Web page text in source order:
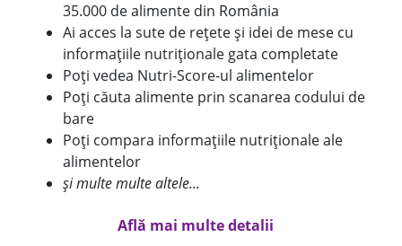
35.000 de alimente din România
Ai acces la sute de rețete și idei de mese cu
informațiile nutriționale gata completate
Poți vedea Nutri-Score-ul alimentelor
Poți căuta alimente prin scanarea codului de
bare
Poți compara informațiile nutriționale ale
alimentelor
și multe multe altele...
Află mai multe detalii